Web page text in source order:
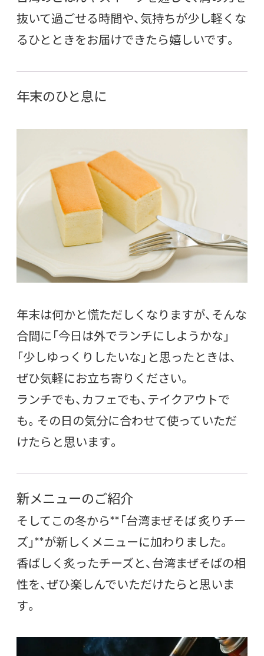
抜いて過ごせる時間や、気持ちが少し軽くな
るひとときをお届けできたら嬉しいです。
年末のひと息に
年末は何かと慌ただしくなりますが、そんな
合間に「今日は外でランチにしようかな」
「少しゆっくりしたいな」と思ったときは、
ぜひ気軽にお立ち寄りください。
ランチでも、カフェでも、テイクアウトで
も。その日の気分に合わせて使っていただ
けたらと思います。
新メニューのご紹介
そしてこの冬から**「台湾まぜそば 炙りチー
ズ」**が新しくメニューに加わりました。
香ばしく炙ったチーズと、台湾まぜそばの相
性を、ぜひ楽しんでいただけたらと思いま
す。